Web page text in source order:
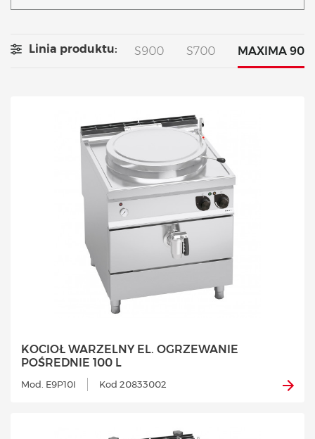
Linia produktu: S900 S700 MAXIMA 900
KOCIOŁ WARZELNY EL. OGRZEWANIE
POŚREDNIE 100 L
Mod. E9P10I Kod 20833002